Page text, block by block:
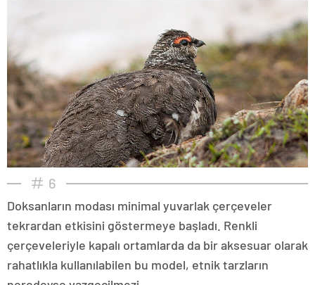
6
Doksanların modası minimal yuvarlak çerçeveler
tekrardan etkisini göstermeye başladı. Renkli
çerçeveleriyle kapalı ortamlarda da bir aksesuar olarak
rahatlıkla kullanılabilen bu model, etnik tarzların